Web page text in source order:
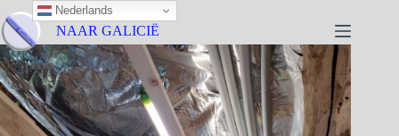
NAAR GALICIË
Nederlands